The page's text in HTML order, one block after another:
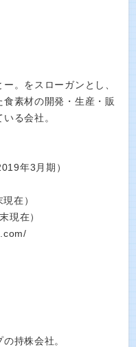
。をスローガンとし、
素材の開発・生産・販
る会社。
年3月期）
在）
現在）
持株会社。